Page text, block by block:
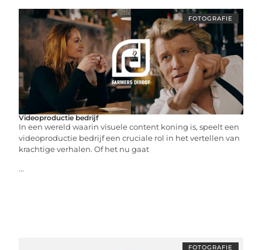
FOTOGRAFIE
Videoproductie bedrijf
In een wereld waarin visuele content koning is, speelt een
videoproductie bedrijf een cruciale rol in het vertellen van
krachtige verhalen. Of het nu gaat
...
FOTOGRAFIE